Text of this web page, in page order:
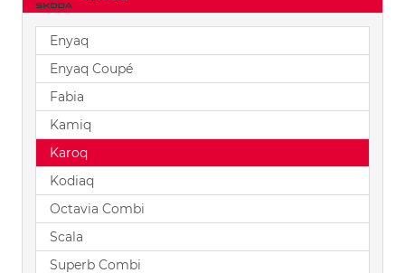
Enyaq
Enyaq Coupé
Fabia
Kamiq
Karoq
Kodiaq
Octavia Combi
Scala
Superb Combi